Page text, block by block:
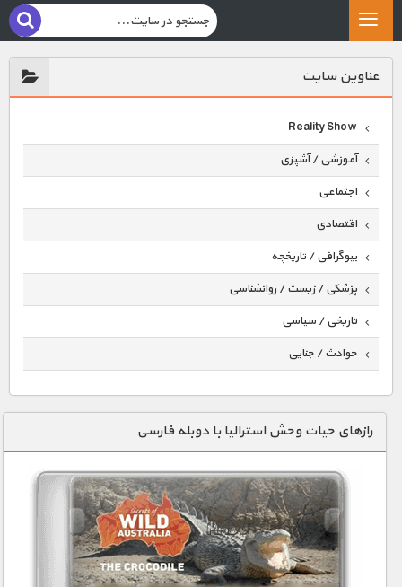
عناوين سايت
Reality Show
آموزشی / آشپزی
اجتماعی
اقتصادی
بیوگرافی / تاریخچه
پزشکی / زیست / روانشناسی
تاریخی / سیاسی
حوادث / جنایی
دنیای خوراکی ها
زمین شناسی / محیط زیست
سازه/ معماری/ مهندسی
سرگرمی
شناخت کودکان
طبیعت
رازهای حیات وحش استرالیا با دوبله فارسی